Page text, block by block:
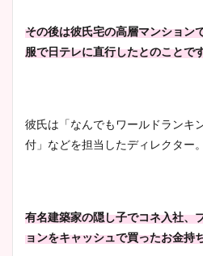
その後は彼氏宅の高層マンション
服で日テレに直行したとのことで
彼氏は「なんでもワールドランキ
付」などを担当したディレクター。
有名建築家の隠し子でコネ入社、
ョンをキャッシュで買ったお金持